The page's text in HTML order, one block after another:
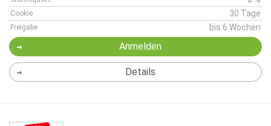
Cookie 30 Tage
Freigabe bis 6 Wochen
Anmelden
Details